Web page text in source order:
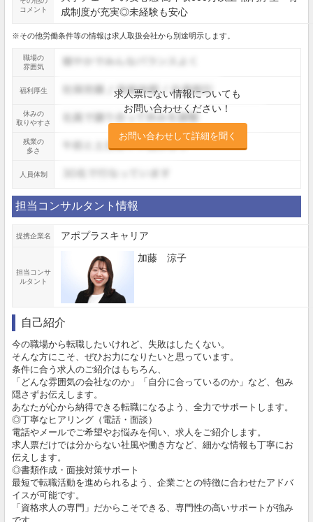
コメント
成制度が充実◎未経験も安心
※その他労働条件等の情報は求人取扱会社から別途明示します。
職場の
雰囲気
求人票にない情報についても
お問い合わせください！
お問い合わせして詳細を聞く
福利厚生
休みの
取りやすさ
残業の
多さ
人員体制
担当コンサルタント情報
提携企業名 アポプラスキャリア
担当コンサ
ルタント
加藤 涼子
自己紹介
今の職場から転職したいけれど、失敗はしたくない。
そんな方にこそ、ぜひお力になりたいと思っています。
条件に合う求人のご紹介はもちろん、
「どんな雰囲気の会社なのか」「自分に合っているのか」など、包み
隠さずお伝えします。
あなたが心から納得できる転職になるよう、全力でサポートします。
◎丁寧なヒアリング（電話・面談）
電話やメールでご希望やお悩みを伺い、求人をご紹介します。
求人票だけでは分からない社風や働き方など、細かな情報も丁寧にお
伝えします。
◎書類作成・面接対策サポート
最短で転職活動を進められるよう、企業ごとの特徴に合わせたアドバ
イスが可能です。
「資格求人の専門」だからこそできる、専門性の高いサポートが強み